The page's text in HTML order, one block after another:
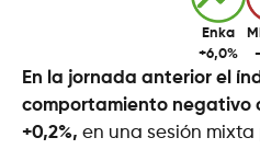
Enka
+6,0%
En la jornada anterior el
comportamiento negativo
+0,2%, en una sesión